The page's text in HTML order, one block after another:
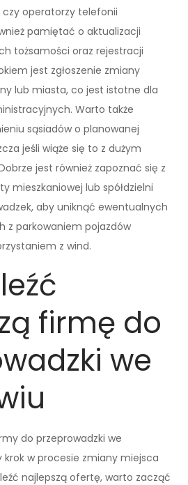
operatorzy telefonii
pamiętać o aktualizacji
tożsamości oraz rejestracji
jest zgłoszenie zmiany
lub miasta, co jest istotne dla
Warto także
sąsiadów o planowanej
jeśli wiąże się to z dużym
jest również zapoznać się z
mieszkaniowej lub spółdzielni
aby uniknąć ewentualnych
z parkowaniem pojazdów
z wind.
firmę do
we
do przeprowadzki we
krok w procesie zmiany miejsca
najlepszą ofertę, warto zacząć